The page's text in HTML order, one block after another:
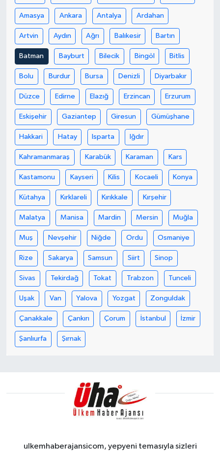
Amasya Ankara Antalya Ardahan
Artvin Aydın Ağrı Balıkesir Bartın
Batman Bayburt Bilecik Bingöl Bitlis
Bolu Burdur Bursa Denizli Diyarbakır
Düzce Edirne Elazığ Erzincan Erzurum
Eskişehir Gaziantep Giresun Gümüşhane
Hakkari Hatay Isparta Iğdır
Kahramanmaraş Karabük Karaman Kars
Kastamonu Kayseri Kilis Kocaeli Konya
Kütahya Kırklareli Kırıkkale Kırşehir
Malatya Manisa Mardin Mersin Muğla
Muş Nevşehir Niğde Ordu Osmaniye
Rize Sakarya Samsun Siirt Sinop
Sivas Tekirdağ Tokat Trabzon Tunceli
Uşak Van Yalova Yozgat Zonguldak
Çanakkale Çankırı Çorum İstanbul İzmir
Şanlıurfa Şırnak
ulkemhaberajansicom, yepyeni temasıyla sizleri